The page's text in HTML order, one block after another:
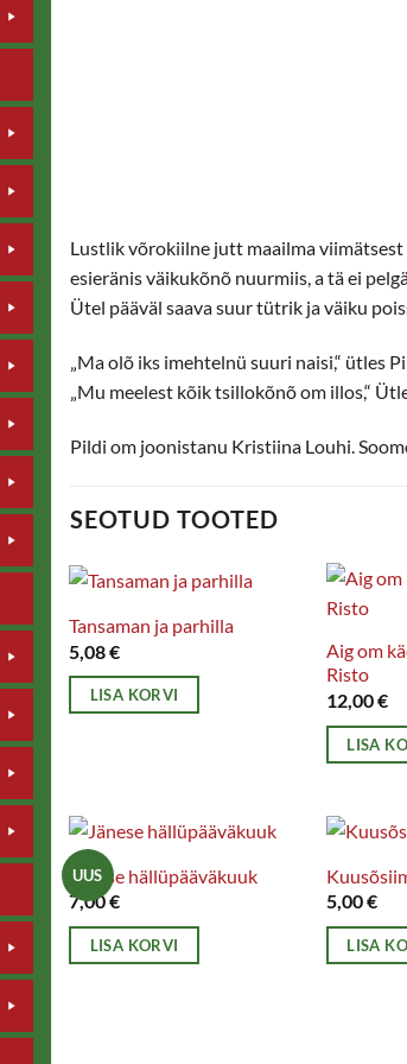
Lustlik võrokiilne jutt maailma
esieränis väikukõnõ nuurmiis, a tä ei
Ütel pääväl saava suur tütrik ja väiku
„Ma olõ iks imehtelnü suuri naisi,“ ütles
„Mu meelest kõik tsillokõnõ om illos,“
Pildi om joonistanu Kristiina Louhi.
SEOTUD TOOTED
Tansaman ja parhilla
5,08€
LISA KORVI
Aig om
Risto
12,00€
LISA
UUS
Jänese hällüpääväkuuk
7,00€
LISA KORVI
5,00€
LISA